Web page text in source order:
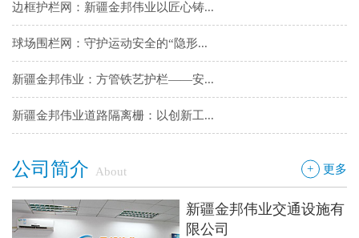
边框护栏网：新疆金邦伟业以匠心铸...
球场围栏网：守护运动安全的“隐形...
新疆金邦伟业：方管铁艺护栏——安...
新疆金邦伟业道路隔离栅：以创新工...
+
更多
公司简介 About
新疆金邦伟业交通设施有
限公司